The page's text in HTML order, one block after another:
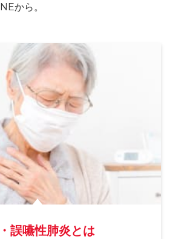
から。
誤嚥性肺炎とは